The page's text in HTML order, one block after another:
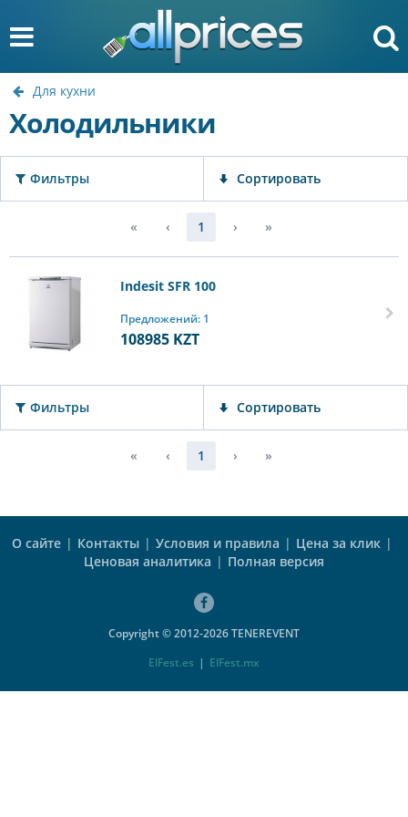
Для кухни
Холодильники
Фильтры Сортировать
« ‹ 1 › »
Indesit SFR 100
Предложений: 1
108985 KZT
Фильтры Сортировать
« ‹ 1 › »
О сайте | Контакты | Условия и правила | Цена за клик |
Ценовая аналитика | Полная версия
Copyright © 2012-2026 TENEREVENT
ElFest.es | ElFest.mx